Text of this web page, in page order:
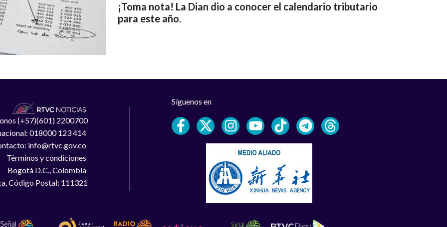
¡Toma nota! La Dian dio a conocer el calendario tributario
para este año.
(+57)(601) 2200700
018000 123 414
info@rtvc.gov.co
Términos y condiciones
Bogotá D.C., Colombia
Código Postal: 111321
Síguenos en